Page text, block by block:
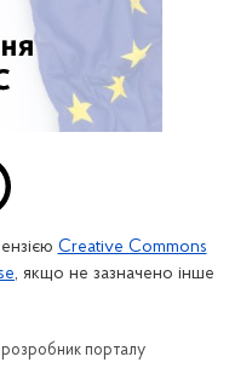
Creative Commons
, якщо не зазначено інше
порталу